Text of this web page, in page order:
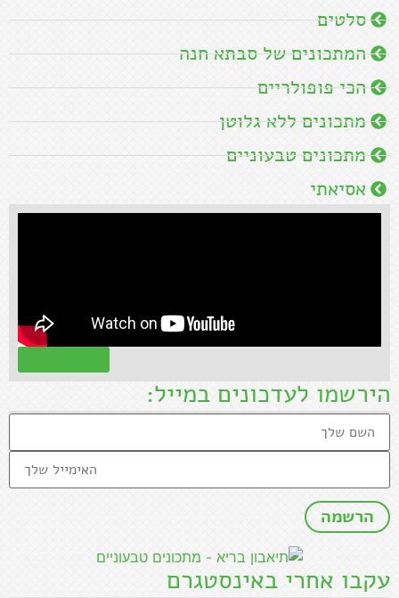
סלטים
המתכונים של סבתא חנה
הכי פופולריים
מתכונים ללא גלוטן
מתכונים טבעוניים
אסיאתי
הירשמו לעדכונים במייל:
עקבו אחרי באינסטגרם